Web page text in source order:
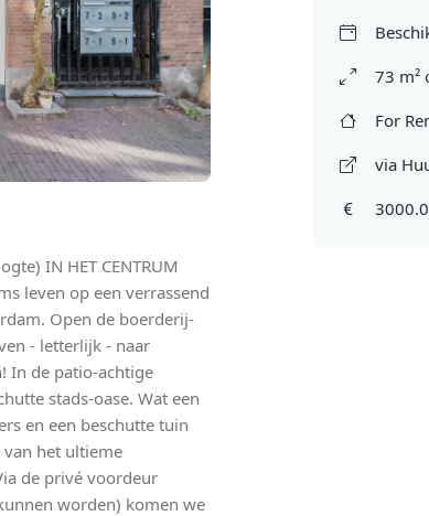
IN HET CENTRUM
leven op een verrassend
Open de boerderij-
- letterlijk - naar
In de patio-achtige
stads-oase. Wat een
en een beschutte tuin
het ultieme
de privé voordeur
worden) komen we
73 m²
For
via